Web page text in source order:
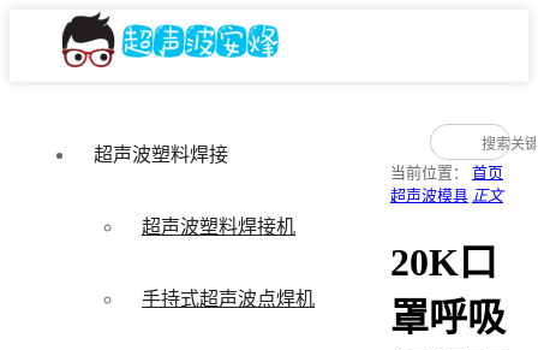
超声波塑料焊接
超声波塑料焊接机
手持式超声波点焊机
当前位置： 首页
超声波模具 正文
20K口
罩呼吸